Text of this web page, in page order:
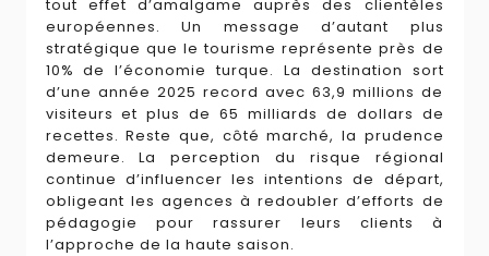
tout effet d’amalgame auprès des clientèles
européennes. Un message d’autant plus
stratégique que le tourisme représente près de
10% de l’économie turque. La destination sort
d’une année 2025 record avec 63,9 millions de
visiteurs et plus de 65 milliards de dollars de
recettes. Reste que, côté marché, la prudence
demeure. La perception du risque régional
continue d’influencer les intentions de départ,
obligeant les agences à redoubler d’efforts de
pédagogie pour rassurer leurs clients à
l’approche de la haute saison.